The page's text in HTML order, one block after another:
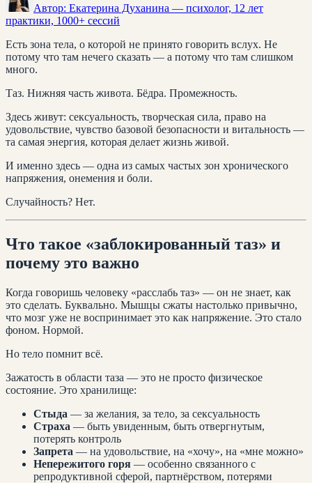
Автор: Екатерина Духанина — психолог, 12 лет
практики, 1000+ сессий
Есть зона тела, о которой не принято говорить вслух. Не
потому что там нечего сказать — а потому что там слишком
много.
Таз. Нижняя часть живота. Бёдра. Промежность.
Здесь живут: сексуальность, творческая сила, право на
удовольствие, чувство базовой безопасности и витальность —
та самая энергия, которая делает жизнь живой.
И именно здесь — одна из самых частых зон хронического
напряжения, онемения и боли.
Случайность? Нет.
Что такое «заблокированный таз» и
почему это важно
Когда говоришь человеку «расслабь таз» — он не знает, как
это сделать. Буквально. Мышцы сжаты настолько привычно,
что мозг уже не воспринимает это как напряжение. Это стало
фоном. Нормой.
Но тело помнит всё.
Зажатость в области таза — это не просто физическое
состояние. Это хранилище:
Стыда — за желания, за тело, за сексуальность
Страха — быть увиденным, быть отвергнутым,
потерять контроль
Запрета — на удовольствие, на «хочу», на «мне можно»
Непережитого горя — особенно связанного с
репродуктивной сферой, партнёрством, потерями